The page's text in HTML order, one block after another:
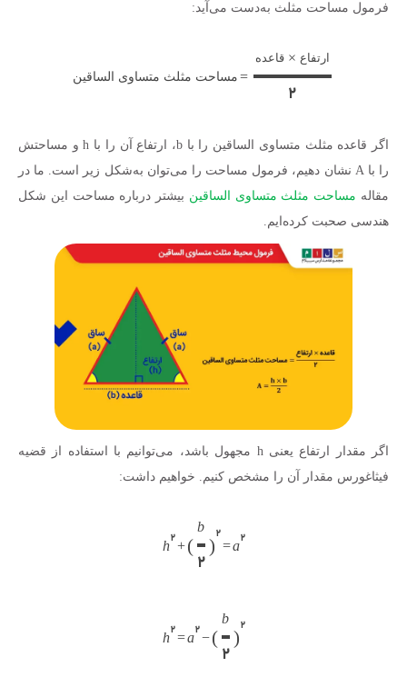
فرمول مساحت مثلث به‌دست می‌آید:
مساحت مثلث متساوی الساقین =
قاعده × ارتفاع
۲
اگر قاعده مثلث متساوی الساقین را با b، ارتفاع آن را با h و مساحتش
را با A نشان دهیم، فرمول مساحت را می‌توان به‌شکل زیر است. ما در
مقاله مساحت مثلث متساوی الساقین بیشتر درباره مساحت این شکل
هندسی صحبت کرده‌‎ایم.
اگر مقدار ارتفاع یعنی h مجهول باشد، می‌توانیم با استفاده از قضیه
فیثاغورس مقدار آن را مشخص کنیم. خواهیم داشت:
h۲+ (
b
۲
)
۲
=a۲
h۲=a۲− (
b
۲
)
۲